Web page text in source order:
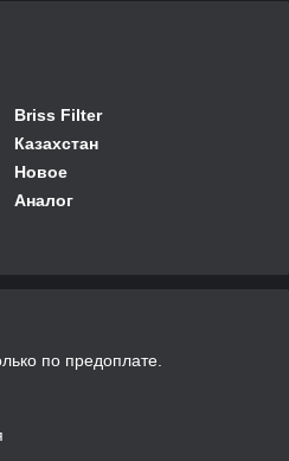
Briss Filter
Казахстан
Новое
Аналог
по предоплате.